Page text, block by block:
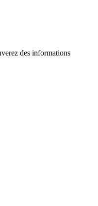
des informations